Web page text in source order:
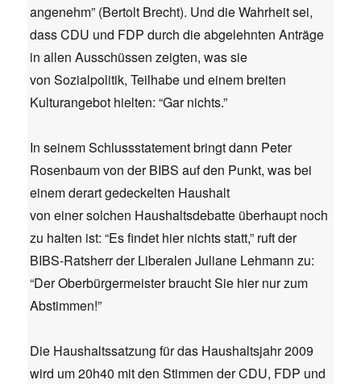
angenehm” (Bertolt Brecht). Und die Wahrheit sei,
dass CDU und FDP durch die abgelehnten Anträge
in allen Ausschüssen zeigten, was sie
von Sozialpolitik, Teilhabe und einem breiten
Kulturangebot hielten: “Gar nichts.”
In seinem Schlussstatement bringt dann Peter
Rosenbaum von der BIBS auf den Punkt, was bei
einem derart gedeckelten Haushalt
von einer solchen Haushaltsdebatte überhaupt noch
zu halten ist: “Es findet hier nichts statt,” ruft der
BIBS-Ratsherr der Liberalen Juliane Lehmann zu:
“Der Oberbürgermeister braucht Sie hier nur zum
Abstimmen!”
Die Haushaltssatzung für das Haushaltsjahr 2009
wird um 20h40 mit den Stimmen der CDU, FDP und